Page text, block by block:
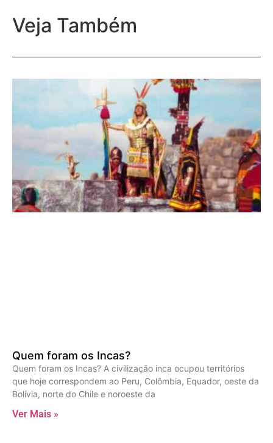
Veja Também
Quem foram os Incas?
Quem foram os Incas? A civilização inca ocupou territórios
que hoje correspondem ao Peru, Colômbia, Equador, oeste da
Bolívia, norte do Chile e noroeste da
Ver Mais »